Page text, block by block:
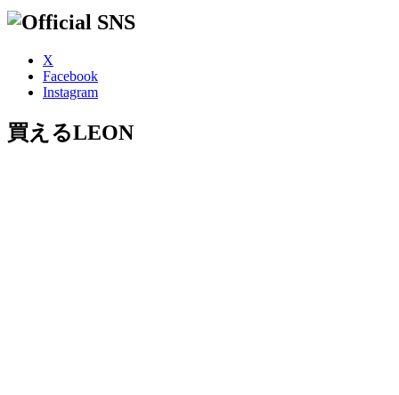
X
Facebook
Instagram
買えるLEON